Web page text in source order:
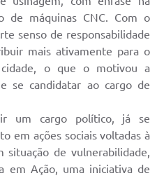
de máquinas CNC. Com o
senso de responsabilidade
mais ativamente para o
cidade, o que o motivou a
se candidatar ao cargo de
um cargo político, já se
em ações sociais voltadas à
situação de vulnerabilidade,
em Ação, uma iniciativa de